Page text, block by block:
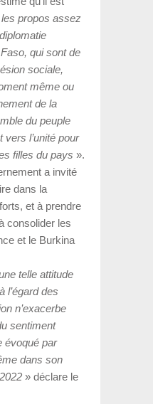
propos assez
qui sont de
sociale,
même ou
de la
du peuple
l’unité pour
filles du pays ».
a invité
dans la
et à prendre
consolider les
et le Burkina
telle attitude
l’égard des
n’exacerbe
sentiment
évoqué par
dans son
» déclare le